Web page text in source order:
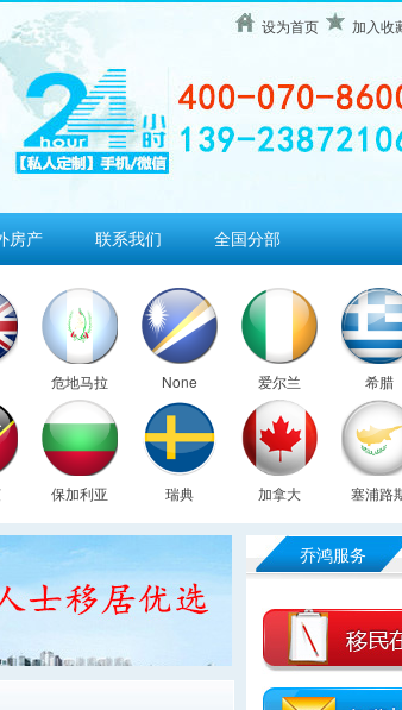
设为首页 加入收
房产 联系我们 全国分部
危地马拉 None 爱尔兰 希腊
保加利亚 瑞典 加拿大 塞浦路
乔鸿服务